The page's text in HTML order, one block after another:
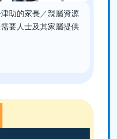
助的家長／親屬資源
要人士及其家屬提供